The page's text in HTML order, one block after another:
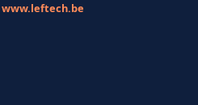
www.leftech.be